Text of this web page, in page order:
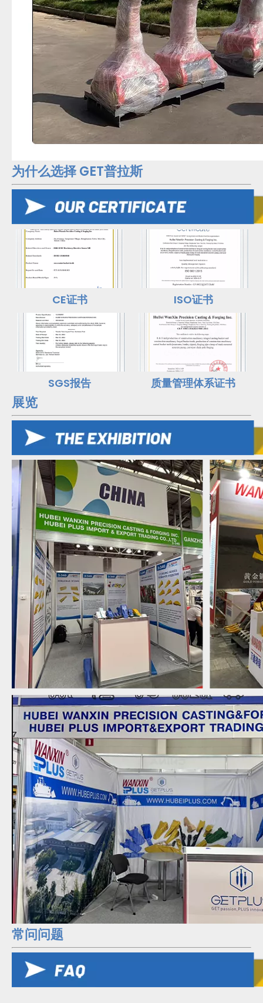
为什么选择 GET普拉斯
CE证书 ISO证书
SGS报告 质量管理体系证书
展览
常问问题